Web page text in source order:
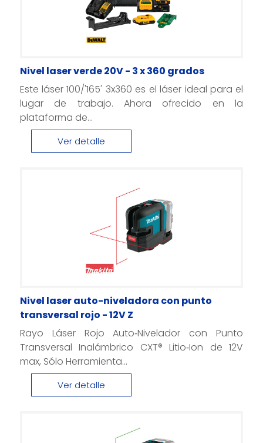
Nivel laser verde 20V - 3 x 360 grados
Este láser 100/'165' 3x360 es el láser ideal para el
lugar de trabajo. Ahora ofrecido en la
plataforma de...
Ver detalle
Nivel laser auto-niveladora con punto
transversal rojo - 12V Z
Rayo Láser Rojo Auto‑Nivelador con Punto
Transversal Inalámbrico CXT® Litio‑Ion de 12V
max, Sólo Herramienta...
Ver detalle